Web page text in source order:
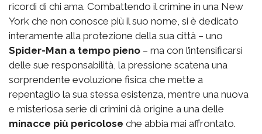
ricordi di chi ama. Combattendo il crimine in una New
York che non conosce più il suo nome, si è dedicato
interamente alla protezione della sua città – uno
Spider-Man a tempo pieno – ma con l’intensificarsi
delle sue responsabilità, la pressione scatena una
sorprendente evoluzione fisica che mette a
repentaglio la sua stessa esistenza, mentre una nuova
e misteriosa serie di crimini dà origine a una delle
minacce più pericolose che abbia mai affrontato.